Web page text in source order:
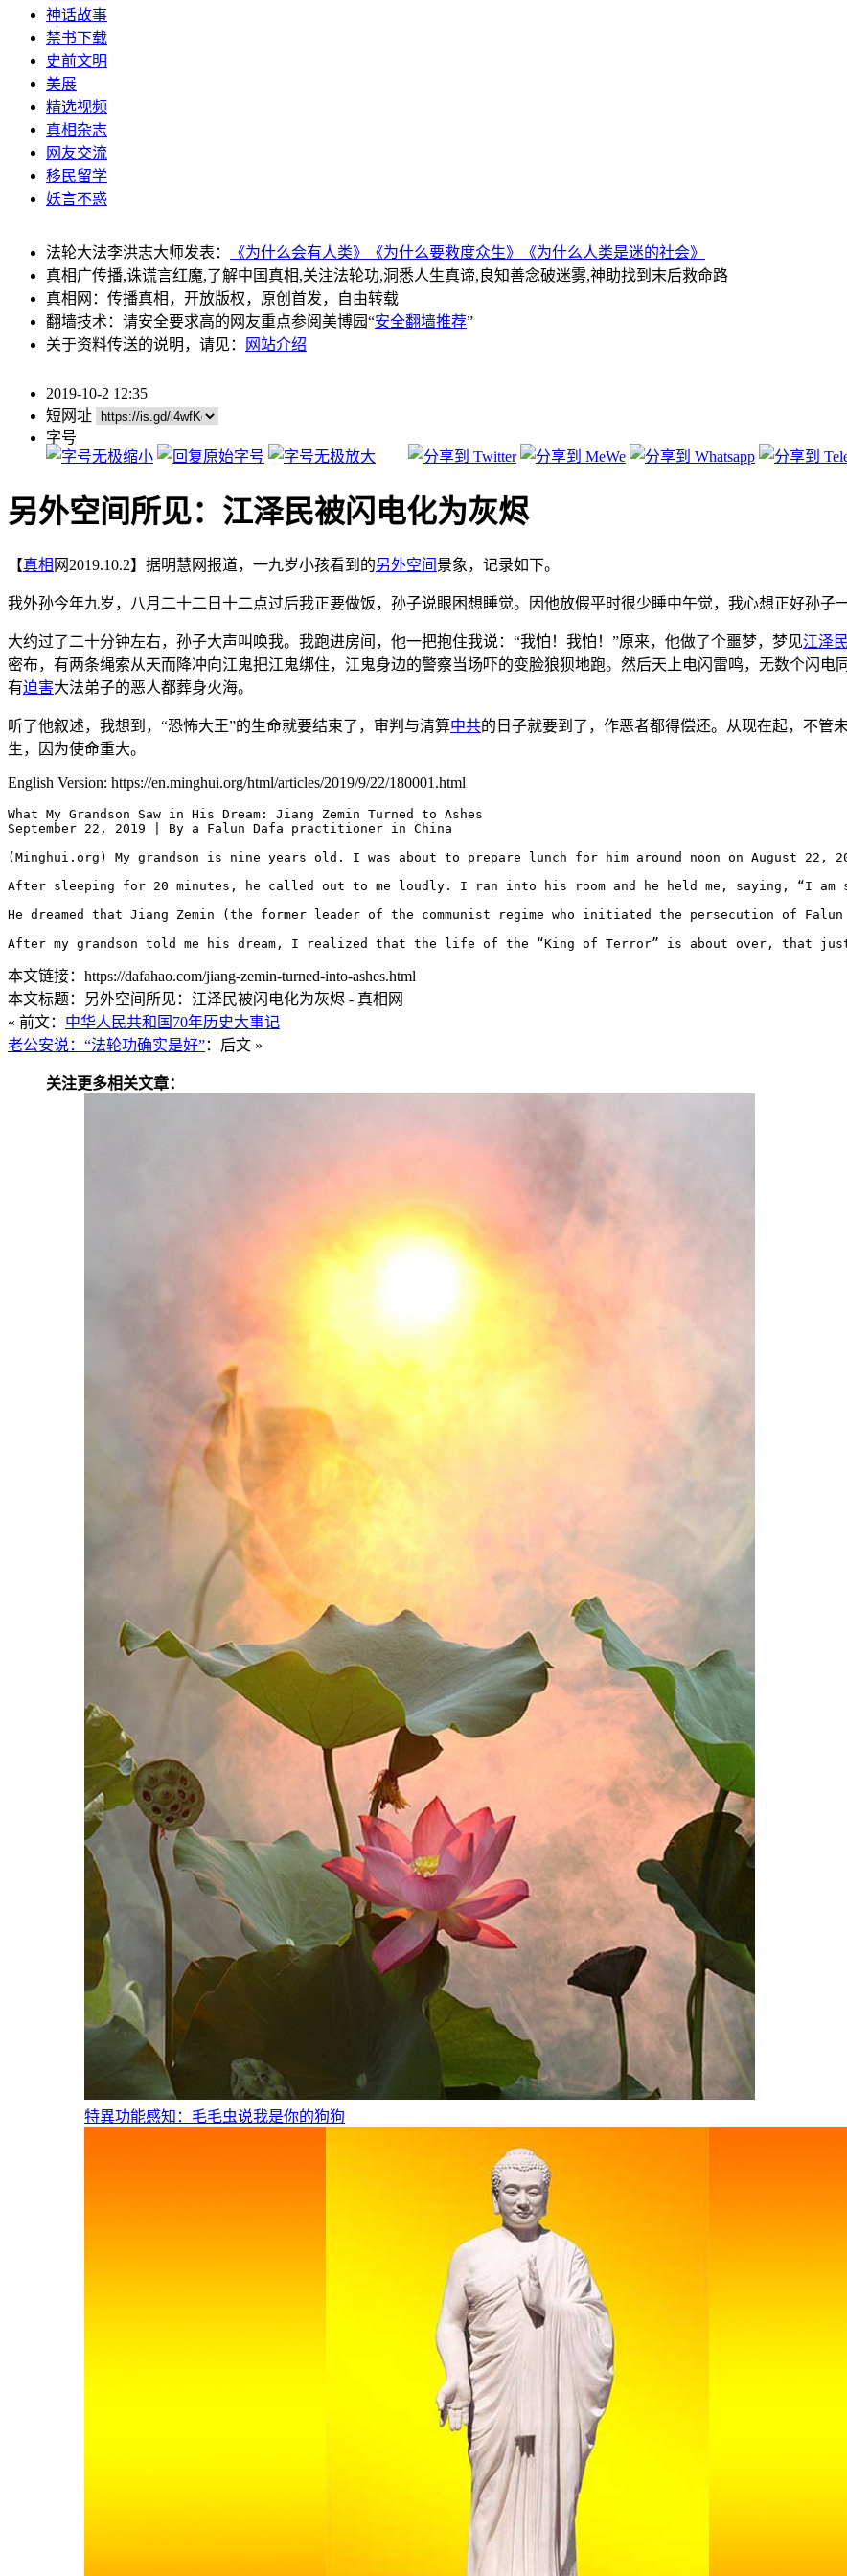
神话故事
禁书下载
史前文明
美展
精选视频
真相杂志
网友交流
移民留学
妖言不惑
法轮大法李洪志大师发表： 《为什么会有人类》 《为什么要救度众生》
《为什么人类是迷的社会》
真相广传播,诛谎言红魔,了解中国真相,关注法轮功,洞悉人生真谛,良知善念破迷雾,神助找到末后救命路
真相网：传播真相，开放版权，原创首发，自由转载
翻墙技术：请安全要求高的网友重点参阅美博园“安全翻墙推荐”
关于资料传送的说明，请见：
网站介绍
2019-10-2 12:35
短网址
字号
另外空间所见：江泽民被闪电化为灰烬
【真相 网2019.10.2】据明慧网报道，一九岁小孩看到的另外空间景象，记录如下。
我外孙今年九岁，八月二十二日十二点过后我正要做饭，孙子说眼困想睡觉。因他放假平时很少睡中午觉，我心想正好孙子
大约过了二十分钟左右，孙子大声叫唤我。我跑进房间，他一把抱住我说：“我怕！我怕！”原来，他做了个噩梦，梦见江泽民
密布，有两条绳索从天而降冲向江鬼把江鬼绑住，江鬼身边的警察当场吓的变脸狼狈地跑。然后天上电闪雷鸣，无数个闪
有迫害大法弟子的恶人都葬身火海。
听了他叙述，我想到，“恐怖大王”的生命就要结束了，审判与清算中共的日子就要到了，作恶者都得偿还。从现在起，不管
生，因为使命重大。
English Version: https://en.minghui.org/html/articles/2019/9/22/180001.html
What My Grandson Saw in His Dream: Jiang Zemin Turned to Ashes
September 22, 2019 | By a Falun Dafa practitioner in China
(Minghui.org) My grandson is nine years old. I was about to prepare lunch for him around noon on August
After sleeping for 20 minutes, he called out to me loudly. I ran into his room and he held me, saying, “I
He dreamed that Jiang Zemin (the former leader of the communist regime who initiated the persecution of
After my grandson told me his dream, I realized that the life of the “King of Terror” is about over, that
本文链接：https://dafahao.com/jiang-zemin-turned-into-ashes.html
本文标题：另外空间所见：江泽民被闪电化为灰烬 - 真相网
« 前文： 中华人民共和国70年历史大事记
老公安说：“法轮功确实是好”：后文 »
关注更多相关文章：
特異功能感知：毛毛虫说我是你的狗狗